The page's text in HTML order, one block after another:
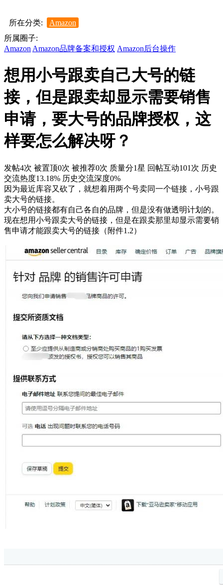
所在分类:
Amazon
所属圈子:
Amazon Amazon品牌备案和授权 Amazon后台操作
想用小号跟卖自己大号的链
接，但是跟卖却显示需要销售
申请，要大号的品牌授权，这
样要怎么解决呀？
发帖4次 被置顶0次 被推荐0次 质量分1星 回帖互动101次 历史
交流热度13.18% 历史交流深度0%
因为最近库容又砍了，就想着用两个号卖同一个链接，小号跟
卖大号的链接。
大小号的链接都有自己各自的品牌，但是没有做透明计划的。
现在想用小号跟卖大号的链接，但是在跟卖那里却显示需要销
售申请才能跟卖大号的链接（附件1.2）